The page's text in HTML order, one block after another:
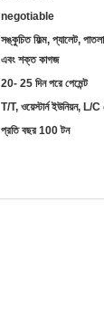
negotiable
সঙ্কুচিত ফিল্ম, প্যালেট,
এবং শক্ত কাগজ
20- 25 দিন পরে পেমেন্ট
T/T, ওয়েস্টার্ন ইউনিয়ন, L/C
প্রতি বছর 100 টন